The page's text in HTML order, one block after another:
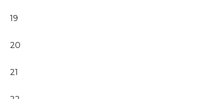
19
20
21